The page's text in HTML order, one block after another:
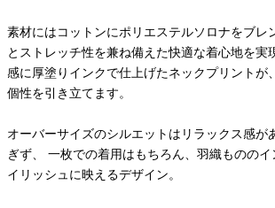
素材にはコットンにポリエステルソロナをブレ
とストレッチ性を兼ね備えた快適な着心地を実
感に厚塗りインクで仕上げたネックプリントが
個性を引き立てます。
オーバーサイズのシルエットはリラックス感が
ぎず、 一枚での着用はもちろん、羽織ものの
イリッシュに映えるデザイン。